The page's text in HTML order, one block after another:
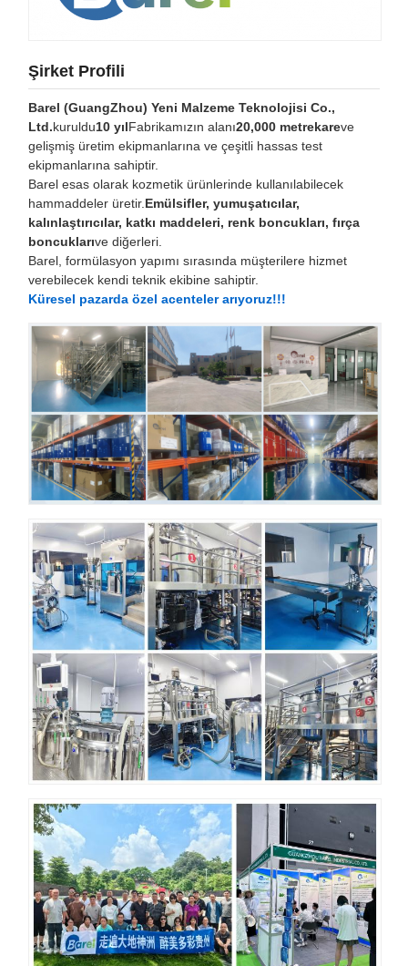
Şirket Profili
Barel (GuangZhou) Yeni Malzeme Teknolojisi Co.,
Ltd.kuruldu10 yılFabrikamızın alanı20,000 metrekareve
gelişmiş üretim ekipmanlarına ve çeşitli hassas test
ekipmanlarına sahiptir.
Barel esas olarak kozmetik ürünlerinde kullanılabilecek
hammaddeler üretir.Emülsifler, yumuşatıcılar,
kalınlaştırıcılar, katkı maddeleri, renk boncukları, fırça
boncuklarıve diğerleri.
Barel, formülasyon yapımı sırasında müşterilere hizmet
verebilecek kendi teknik ekibine sahiptir.
Küresel pazarda özel acenteler arıyoruz!!!